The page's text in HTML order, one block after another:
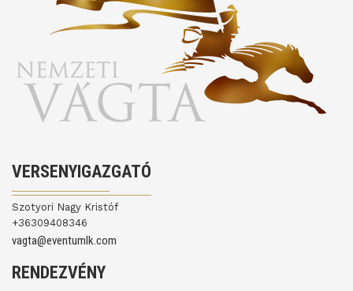
VERSENYIGAZGATÓ
Szotyori Nagy Kristóf
+36309408346
vagta@eventumlk.com
RENDEZVÉNY